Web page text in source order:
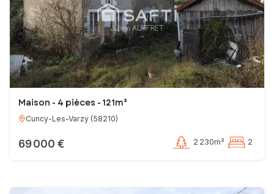
Maison - 4 pièces - 121m²
Cuncy-Les-Varzy (58210)
69 000 € 2 230m² 2